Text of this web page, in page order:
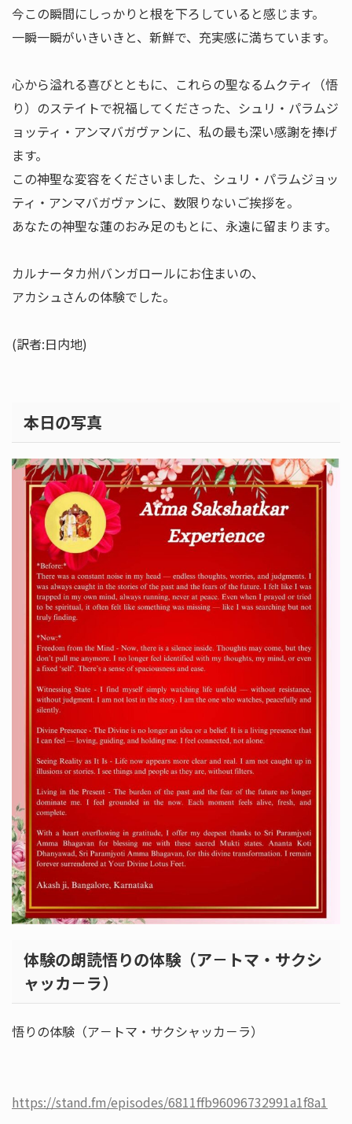
今この瞬間にしっかりと根を下ろしていると感じます。
一瞬一瞬がいきいきと、新鮮で、充実感に満ちています。
心から溢れる喜びとともに、これらの聖なるムクティ（悟
り）のステイトで祝福してくださった、シュリ・パラムジ
ョッティ・アンマバガヴァンに、私の最も深い感謝を捧げ
ます。
この神聖な変容をくださいました、シュリ・パラムジョッ
ティ・アンマバガヴァンに、数限りないご挨拶を。
あなたの神聖な蓮のおみ足のもとに、永遠に留まります。
カルナータカ州バンガロールにお住まいの、
アカシュさんの体験でした。
(訳者:日内地)
本日の写真
体験の朗読悟りの体験（ア－トマ・サクシ
ャッカ－ラ）
悟りの体験（ア－トマ・サクシャッカ－ラ）
https://stand.fm/episodes/6811ffb96096732991a1f8a1